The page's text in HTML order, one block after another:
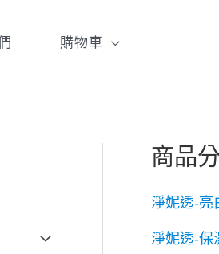
購物車
商品
淨妮透-亮
淨妮透-保